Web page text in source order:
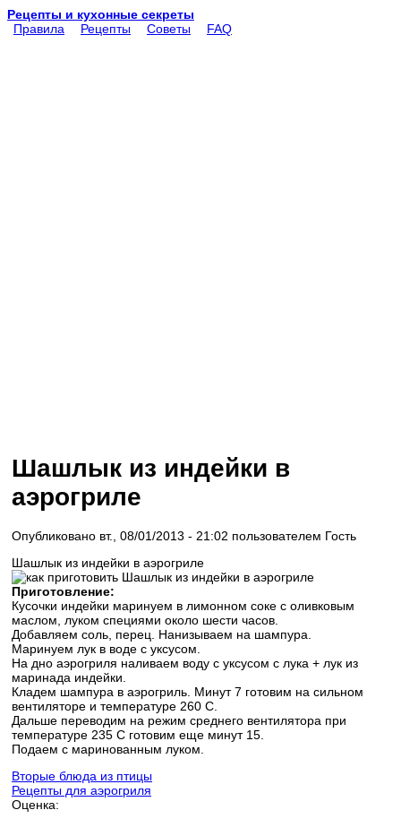
Рецепты и кухонные секреты
Правила
Рецепты Советы FAQ
Шашлык из индейки в
аэрогриле
Опубликовано вт., 08/01/2013 - 21:02 пользователем Гость
Шашлык из индейки в аэрогриле
Приготовление:
Кусочки индейки маринуем в лимонном соке с оливковым
маслом, луком специями около шести часов.
Добавляем соль, перец. Нанизываем на шампура.
Маринуем лук в воде с уксусом.
На дно аэрогриля наливаем воду с уксусом с лука + лук из
маринада индейки.
Кладем шампура в аэрогриль. Минут 7 готовим на сильном
вентиляторе и температуре 260 С.
Дальше переводим на режим среднего вентилятора при
температуре 235 С готовим еще минут 15.
Подаем с маринованным луком.
Вторые блюда из птицы
Рецепты для аэрогриля
Оценка: